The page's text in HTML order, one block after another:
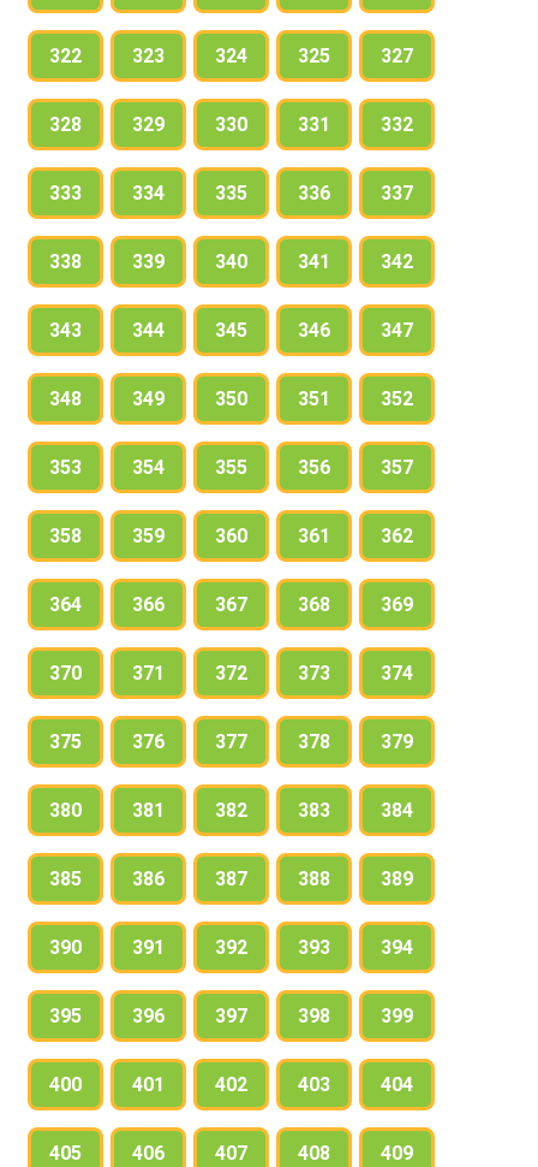
322 323 324 325 327
328 329 330 331 332
333 334 335 336 337
338 339 340 341 342
343 344 345 346 347
348 349 350 351 352
353 354 355 356 357
358 359 360 361 362
364 366 367 368 369
370 371 372 373 374
375 376 377 378 379
380 381 382 383 384
385 386 387 388 389
390 391 392 393 394
395 396 397 398 399
400 401 402 403 404
405 406 407 408 409